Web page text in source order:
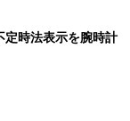
定時法表示を腕時計